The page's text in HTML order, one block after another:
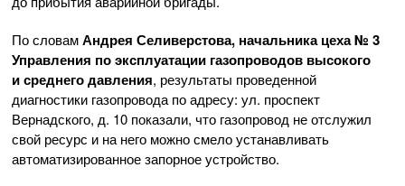
По словамАндрея Селиверстова, начальника цеха № 3
Управления по эксплуатации газопроводов высокого
и среднего давления, результаты проведенной
диагностики газопровода по адресу: ул. проспект
Вернадского, д. 10 показали, что газопровод не отслужил
свой ресурс и на него можно смело устанавливать
автоматизированное запорное устройство.